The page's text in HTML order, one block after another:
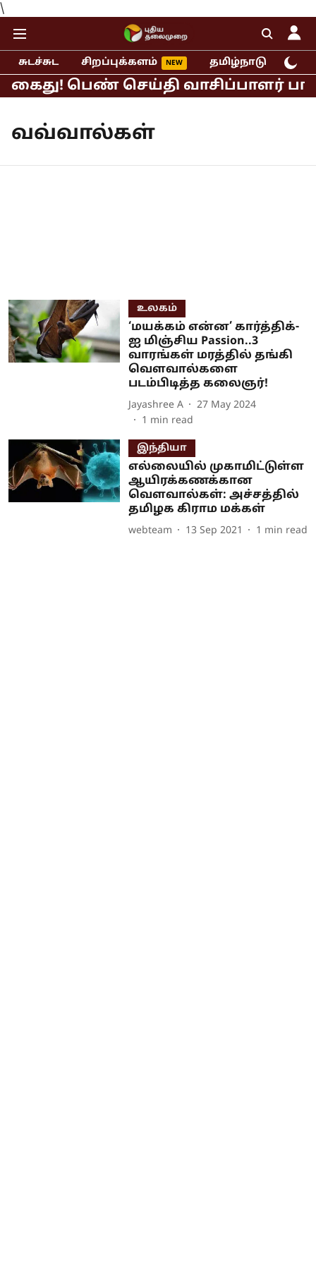
\
சுடச்சுட சிறப்புக்களம் தமிழ்நாடு
கைது! பெண் செய்தி வாசிப்பாளர்
வவ்வால்கள்
உலகம்
‘மயக்கம் என்ன’ கார்த்திக்-
ஐ மிஞ்சிய Passion..3
வாரங்கள் மரத்தில் தங்கி
வௌவால்களை
படம்பிடித்த கலைஞர்!
Jayashree A
27 May 2024
1 min read
இந்தியா
எல்லையில் முகாமிட்டுள்ள
ஆயிரக்கணக்கான
வெளவால்கள்: அச்சத்தில்
தமிழக கிராம மக்கள்
webteam 13 Sep 2021 1 min read